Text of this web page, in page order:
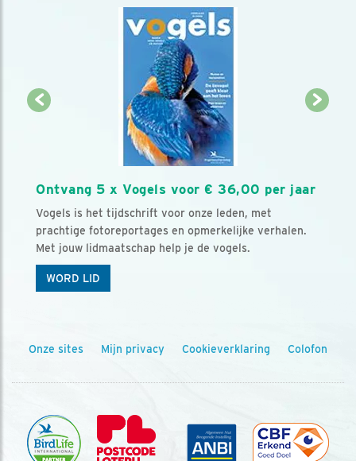
Ontvang 5 x Vogels voor € 36,00 per jaar
Vogels is het tijdschrift voor onze leden, met
prachtige fotoreportages en opmerkelijke verhalen.
Met jouw lidmaatschap help je de vogels.
WORD LID
Onze sites Mijn privacy Cookieverklaring Colofon